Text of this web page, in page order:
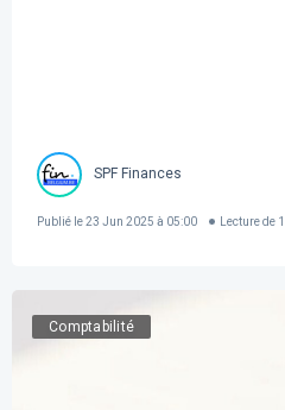
SPF Finances
Publié le23 Jun 2025 à 05:00 Lecture de 1
Comptabilité